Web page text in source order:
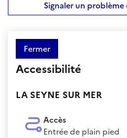
Signaler un
Fermer
Accessibilité
LA SEYNE SUR MER
Accès
Entrée de plain pied